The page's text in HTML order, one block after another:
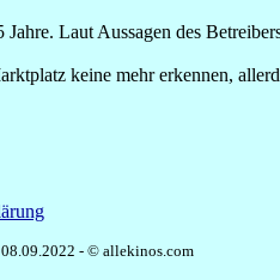
Jahre. Laut Aussagen des
keine mehr erkennen,
- © allekinos.com